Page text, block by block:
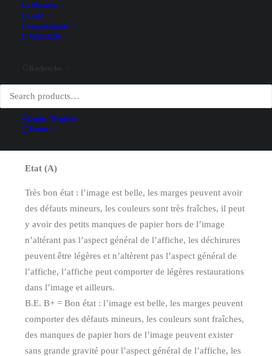
La librairie
Le café
L’encadrement
L’ATELIER
Login / Register
Panier
Illustrateur
Technique d'impression
Lithographie
Conditionnement
Etat (A)
Très bon état : l’image est belle, les marges peuvent avoir
des défauts mineurs, les couleurs sont très fraîches, il peut
y avoir des petits manques de papier hors de l’image
n’altérant pas l’aspect général de l’affiche, les déchirures
peuvent être légères et n’altèrent pas l’aspect général de
l’affiche, l’affiche peut comporter de légères restaurations
dans l’image et ailleurs.
B.E. B+ = Bon état : l’image est belle, les marges peuvent
comporter des défauts mineurs, les couleurs sont fraîches,
des manques de papier hors de l’image peuvent exister
sans grande gravité pour l’aspect général de l’affiche, les